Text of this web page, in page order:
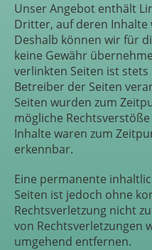
Unser Angebot enthält
Dritter, auf deren Inhalte
Deshalb können wir für
keine Gewähr
verlinkten Seiten ist
Betreiber der Seiten
Seiten wurden zum
mögliche
Inhalte waren zum
erkennbar.
Eine permanente
Seiten ist jedoch ohne
Rechtsverletzung nicht
von Rechtsverletzungen
umgehend entfernen.